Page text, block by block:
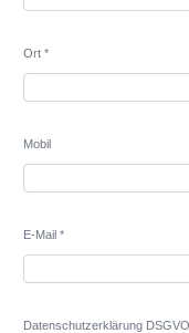
Ort *
Mobil
E-Mail *
Datenschutzerklärung